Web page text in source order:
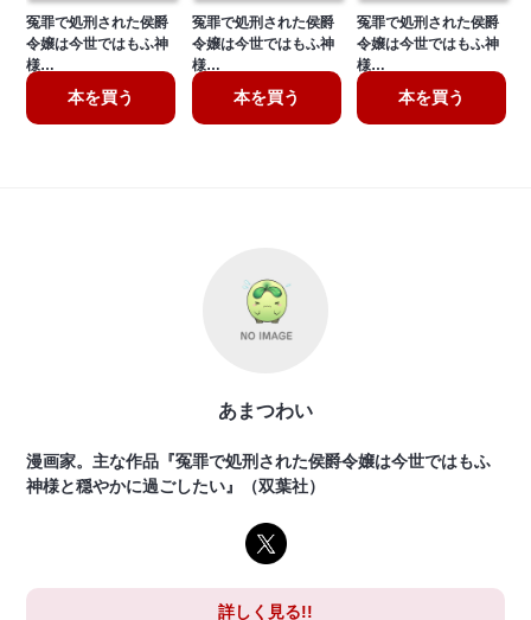
冤罪で処刑された侯爵
令嬢は今世ではもふ神
様…
本を買う
冤罪で処刑された侯爵
令嬢は今世ではもふ神
様…
本を買う
冤罪で処刑された侯爵
令嬢は今世ではもふ神
様…
本を買う
あまつわい
漫画家。主な作品『冤罪で処刑された侯爵令嬢は今世ではもふ
神様と穏やかに過ごしたい』（双葉社）
詳しく見る!!